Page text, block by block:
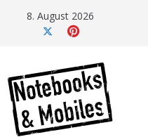
8. August 2026